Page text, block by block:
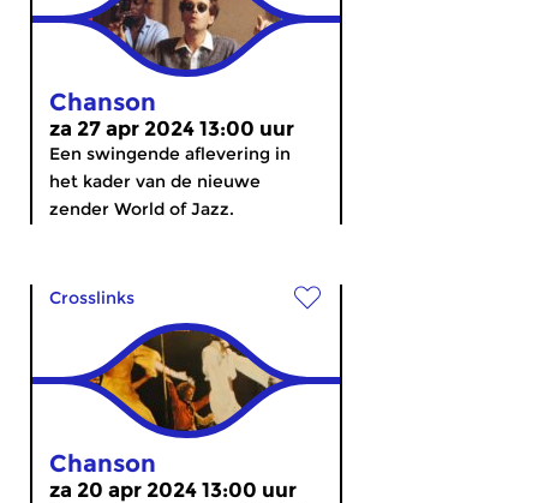
Chanson
za 27 apr 2024 13:00 uur
Een swingende aflevering in
het kader van de nieuwe
zender World of Jazz.
Crosslinks
Chanson
za 20 apr 2024 13:00 uur